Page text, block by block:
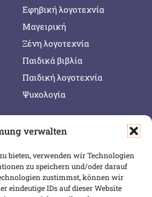
verwalten
bieten, verwenden wir Technologien
zu speichern und/oder darauf
zustimmst, können wir
eindeutige IDs auf dieser Website
Εφηβική λογοτεχνία
Μαγειρική
Ξένη λογοτεχνία
Παιδικά βιβλία
Παιδική λογοτεχνία
Ψυχολογία
SICHER BEZAHLEN